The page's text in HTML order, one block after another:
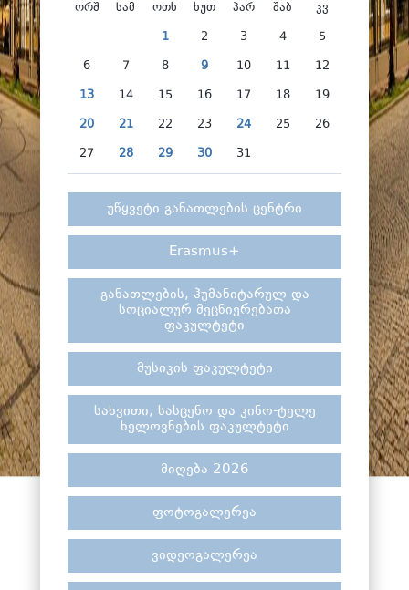
ორშ სამ ოთხ ხუთ პარ შაბ კვ
1 2 3 4 5
6 7 8 9 10 11 12
13 14 15 16 17 18 19
20 21 22 23 24 25 26
27 28 29 30 31
უწყვეტი განათლების ცენტრი
Erasmus+
განათლების, ჰუმანიტარულ და
სოციალურ მეცნიერებათა
ფაკულტეტი
მუსიკის ფაკულტეტი
სახვითი, სასცენო და კინო-ტელე
ხელოვნების ფაკულტეტი
მიღება 2026
ფოტოგალერეა
ვიდეოგალერეა